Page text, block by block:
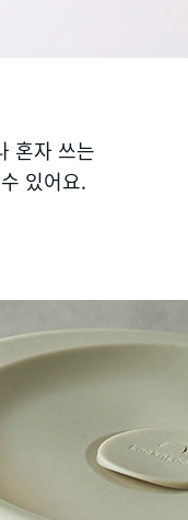
혼자 쓰는
있어요.